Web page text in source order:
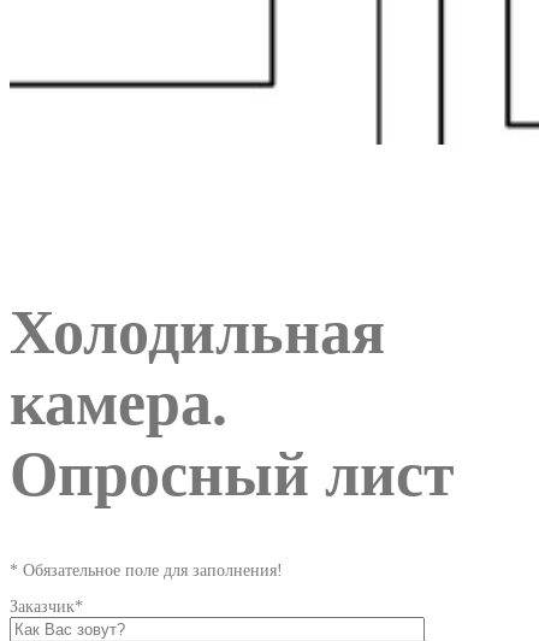
Холодильная
камера.
Опросный лист
* Обязательное поле для заполнения!
Заказчик*